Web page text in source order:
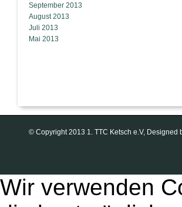
September 2013
August 2013
Juli 2013
Mai 2013
© Copyright 2013 1. TTC Ketsch e.V,
Wir verwenden